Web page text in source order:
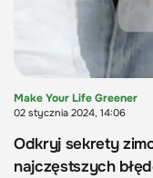
Make Your Life Greener
02 stycznia 2024, 14:06
Odkryj sekrety
najczęstszych